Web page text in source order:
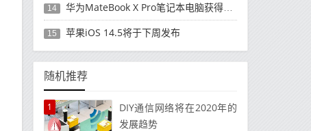
14 华为MateBook X Pro笔记本电脑获得全新升级
15 苹果iOS 14.5将于下周发布
随机推荐
1
DIY通信网络将在2020年的
发展趋势